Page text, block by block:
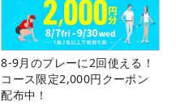
8-9月のプレーに2回使える！
コース限定2,000円クーポン
配布中！